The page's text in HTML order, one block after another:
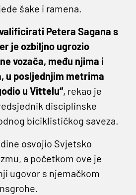
šake i ramena.
Petera Sagana s
je ozbiljno ugrozio
vozača, među njima i
u posljednjim metrima
u Vittelu“, rekao je
disciplinske
biciklističkog saveza.
osvojio Svjetsko
a početkom ove je
ugovor s njemačkom